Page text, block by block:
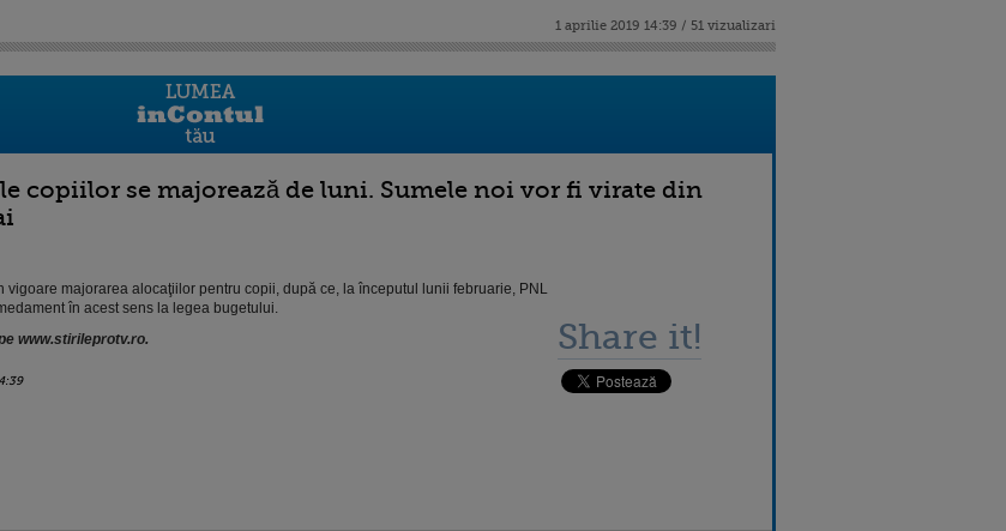
1 aprilie 2019 14:39 / 51 vizualizari
copiilor se majorează de luni. Sumele noi vor fi virate din
vigoare majorarea alocaţiilor pentru copii, după ce, la începutul lunii februarie, PNL
în acest sens la legea bugetului.
www.stirileprotv.ro.
Share it!